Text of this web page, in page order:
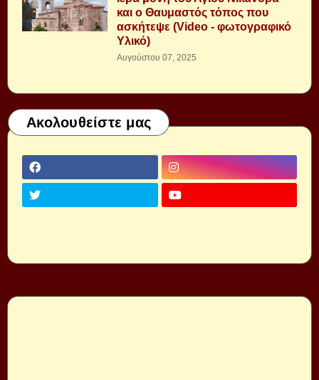
και ο Θαυμαστός τόπος που
ασκήτεψε (Video - φωτογραφικό
Υλικό)
Αυγούστου 07, 2025
Ακολουθείστε μας